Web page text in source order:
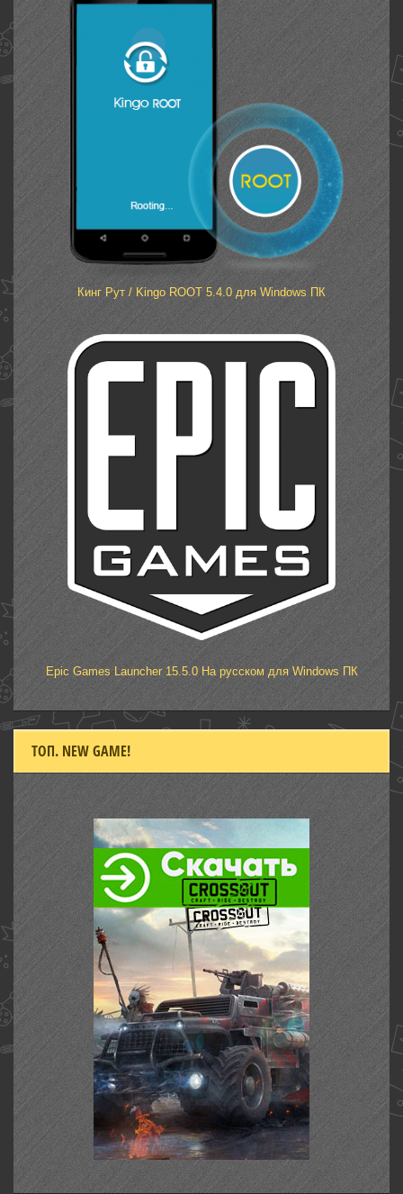
Кинг Рут / Kingo ROOT 5.4.0 для Windows ПК
Epic Games Launcher 15.5.0 На русском для Windows ПК
ТОП. NEW GAME!